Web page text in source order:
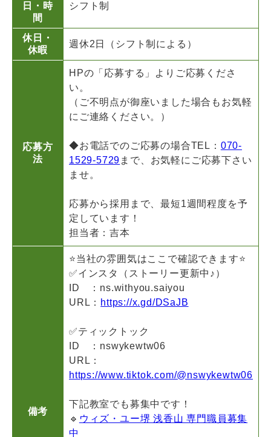
日・時
間
シフト制
休日・
休暇
週休2日（シフト制による）
応募方
法
HPの「応募する」よりご応募くださ
い。
（ご不明点が御座いました場合もお気軽
にご連絡ください。）
◆お電話でのご応募の場合TEL： 070-
1529-5729 まで、お気軽にご応募下さい
ませ。
応募から採用まで、最短1週間程度を予
定しています！
担当者：吉本
備考
⭐当社の雰囲気はここで確認できます⭐
✅インスタ（ストーリー更新中♪）
ID ：ns.withyou.saiyou
URL： https://x.gd/DSaJB
✅ティックトック
ID ：nswykewtw06
URL：
https://www.tiktok.com/@nswykewtw06
下記教室でも募集中です！
🔹 ウィズ・ユー堺 浅香山 専門職員募集
中